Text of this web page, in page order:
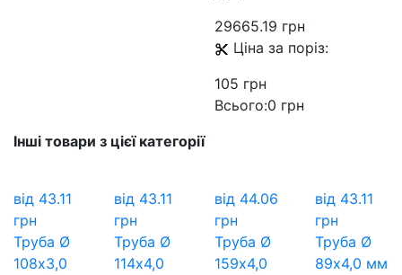
29665.19 грн
Ціна за поріз:
105 грн
Всього:0 грн
Інші товари з цієї категорії
від 43.11
грн
Труба Ø
108х3,0
від 43.11
грн
Труба Ø
114х4,0
від 44.06
грн
Труба Ø
159х4,0
від 43.11
грн
Труба Ø
89х4,0 мм